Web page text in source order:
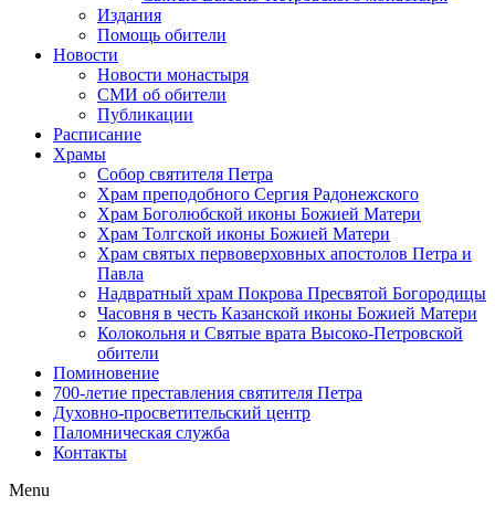
Издания
Помощь обители
Новости
Новости монастыря
СМИ об обители
Публикации
Расписание
Храмы
Собор святителя Петра
Храм преподобного Сергия Радонежского
Храм Боголюбской иконы Божией Матери
Храм Толгской иконы Божией Матери
Храм святых первоверховных апостолов Петра и
Павла
Надвратный храм Покрова Пресвятой Богородицы
Часовня в честь Казанской иконы Божией Матери
Колокольня и Святые врата Высоко-Петровской
обители
Поминовение
700-летие преставления святителя Петра
Духовно-просветительский центр
Паломническая служба
Контакты
Menu